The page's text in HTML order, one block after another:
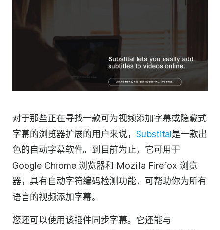
对于那些正在寻找一款可为视频添加字幕或隐藏式
字幕的浏览器扩展的用户来说， Substital是一款出
色的自动字幕软件。到目前为止，它可用于
Google Chrome 浏览器和 Mozilla Firefox 浏览
器，具有自动字符编码检测功能，可帮助你为所有
语言的视频添加字幕。
您还可以使用该插件同步字幕。它还能与